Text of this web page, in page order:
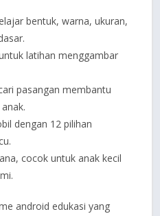
bentuk, warna, ukuran,
latihan menggambar
pasangan membantu
dengan 12 pilihan
cocok untuk anak kecil
android edukasi yang